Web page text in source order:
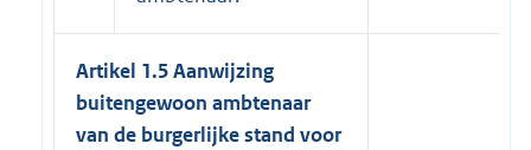
Artikel 1.5Aanwijzing
buitengewoon ambtenaar
van de burgerlijke stand voor